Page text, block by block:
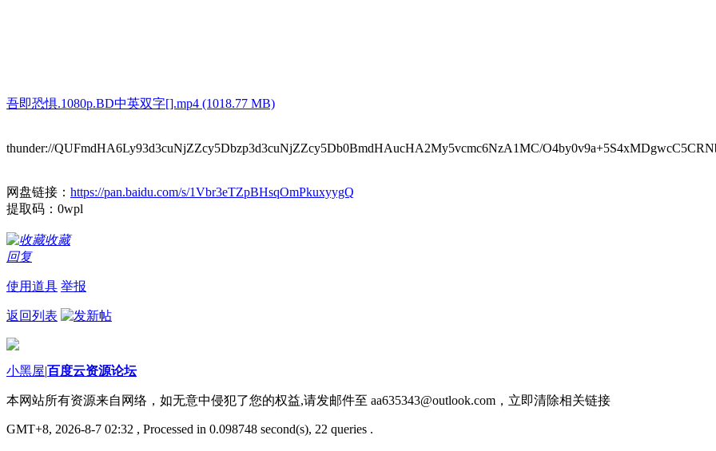
吾即恐惧.1080p.BD中英双字[].mp4 (1018.77 MB)
thunder://QUFmdHA6Ly93d3cuNjZZcy5Dbzp3d3cuNjZZcy5Db0BmdHAucHA2My5vcmc6NzA1MC/
网盘链接： https://pan.baidu.com/s/1Vbr3eTZpBHsqOmPkuxyygQ
提取码：0wpl
收藏
回复
使用道具 举报
返回列表
小黑屋|百度云资源论坛
本网站所有资源来自网络，如无意中侵犯了您的权益,请发邮件至 aa635343@outlook.com ，立即清除相关链接
GMT+8, 2026-8-7 02:32 , Processed in 0.098748 second(s), 22 queries .